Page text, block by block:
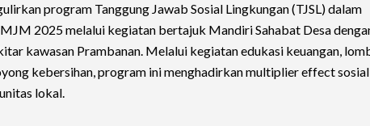
program Tanggung Jawab Sosial Lingkungan (TJSL) dalam
2025 melalui kegiatan bertajuk Mandiri Sahabat Desa
kawasan Prambanan. Melalui kegiatan edukasi keuangan,
kebersihan, program ini menghadirkan multiplier effect sosial
lokal.